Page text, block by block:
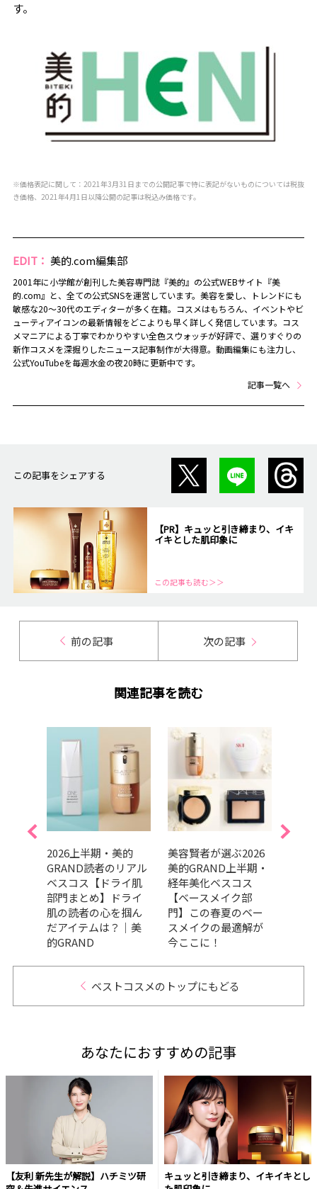
す。
※価格表記に関して：2021年3月31日までの公開記事で特に表記がないものについては税抜
き価格、2021年4月1日以降公開の記事は税込み価格です。
EDIT： 美的.com編集部
2001年に小学館が創刊した美容専門誌『美的』の公式WEBサイト『美
的.com』と、全ての公式SNSを運営しています。美容を愛し、トレンドにも
敏感な20～30代のエディターが多く在籍。コスメはもちろん、イベントやビ
ューティアイコンの最新情報をどこよりも早く詳しく発信しています。コス
メマニアによる丁寧でわかりやすい全色スウォッチが好評で、選りすぐりの
新作コスメを深掘りしたニュース記事制作が大得意。動画編集にも注力し、
公式YouTubeを毎週水金の夜20時に更新中です。
記事一覧へ
この記事をシェアする
【PR】キュッと引き締まり、イキ
イキとした肌印象に
この記事も読む＞＞
前の記事 次の記事
関連記事を読む
2026上半期・美的
GRAND読者のリアル
ベスコス【ドライ肌
部門まとめ】ドライ
肌の読者の心を掴ん
だアイテムは？｜美
的GRAND
美容賢者が選ぶ2026
美的GRAND上半期・
経年美化ベスコス
【ベースメイク部
門】この春夏のベー
スメイクの最適解が
今ここに！
ベストコスメのトップにもどる
あなたにおすすめの記事
【友利 新先生が解説】ハチミツ研
キュッと引き締まり、イキイキとし